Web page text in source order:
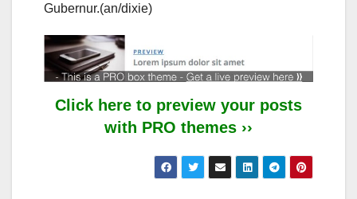
Gubernur.(an/dixie)
Click here to preview your posts
with PRO themes ››